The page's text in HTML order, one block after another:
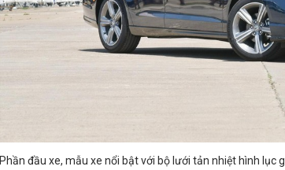
Phần đầu xe, mẫu xe nổi bật với bộ lưới tản nhiệt hình lục